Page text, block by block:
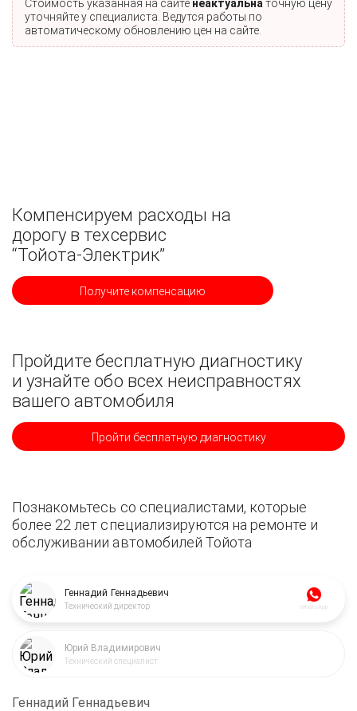
Стоимость указанная на сайте неактуальна точную цену
уточняйте у специалиста. Ведутся работы по
автоматическому обновлению цен на сайте.
Компенсируем расходы на
дорогу в техсервис
“Тойота-Электрик”
Получите компенсацию
Пройдите бесплатную диагностику
и узнайте обо всех неисправностях
вашего автомобиля
Пройти бесплатную диагностику
Познакомьтесь со специалистами, которые
более 22 лет специализируются на ремонте и
обслуживании автомобилей Тойота
Геннадий Геннадьевич
Технический директор WhatsApp
Юрий Владимирович
Технический специалист
Геннадий Геннадьевич